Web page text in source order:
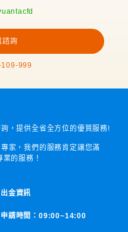
諮詢
999
，提供全省全方位的優質服務!
家，我們的服務肯定讓您滿
的服務！
出金資訊
申請時間：09:00~14:00